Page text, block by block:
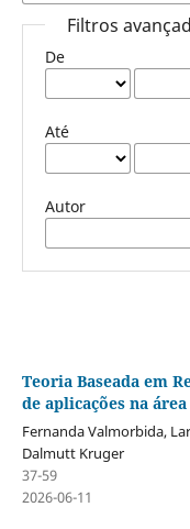
Filtros
De
Até
Autor
Teoria Baseada em
de aplicações na
Fernanda Valmorbida,
Dalmutt Kruger
37-59
2026-06-11